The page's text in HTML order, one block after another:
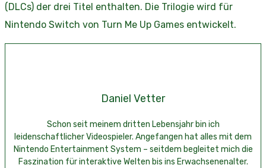
(DLCs) der drei Titel enthalten. Die Trilogie wird für
Nintendo Switch von Turn Me Up Games entwickelt.
Daniel Vetter
Schon seit meinem dritten Lebensjahr bin ich
leidenschaftlicher Videospieler. Angefangen hat alles mit dem
Nintendo Entertainment System – seitdem begleitet mich die
Faszination für interaktive Welten bis ins Erwachsenenalter.